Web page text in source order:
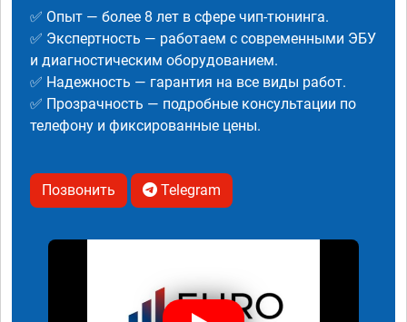
✅ Опыт — более 8 лет в сфере чип-тюнинга.
✅ Экспертность — работаем с современными ЭБУ
и диагностическим оборудованием.
✅ Надежность — гарантия на все виды работ.
✅ Прозрачность — подробные консультации по
телефону и фиксированные цены.
Позвонить Telegram